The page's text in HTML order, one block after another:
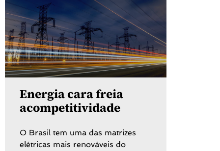
Energia cara freia
acompetitividade
O Brasil tem uma das matrizes
elétricas mais renováveis do